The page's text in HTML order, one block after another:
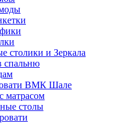
столики и Зеркала
ВМК Шале
матрасом
столы